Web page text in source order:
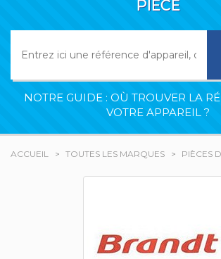
PIÈCE
NOTRE GUIDE : OÙ TROUVER LA
VOTRE APPAREIL ?
ACCUEIL TOUTES LES MARQUES PIÈCES